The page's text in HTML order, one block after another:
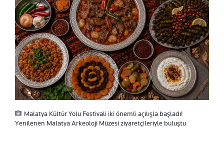
Malatya Kültür Yolu Festivali iki önemli açılışla başladı!
Yenilenen Malatya Arkeoloji Müzesi ziyaretçileriyle buluştu